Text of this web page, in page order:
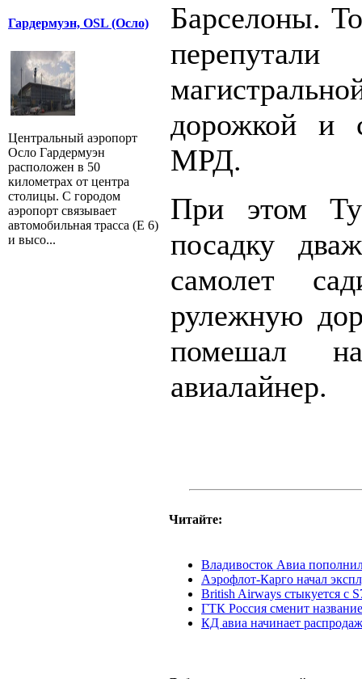
Гардермуэн, OSL (Осло)
Центральный аэропорт
Осло Гардермуэн
расположен в 50
километрах от центра
столицы. С городом
аэропорт связывает
автомобильная трасса (E 6)
и высо...
Барселоны.
дорожкой и
МРД.
При этом
посадку
самолет
рулежную
помешал
авиалайнер.
Читайте:
Владивосток Авиа
Аэрофлот-Карго начал
British Airways стыкуется с
ГТК Россия сменит
КД авиа начинает